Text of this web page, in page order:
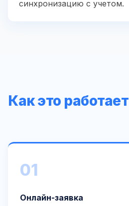
синхронизацию с учетом.
Как это работает
01
Онлайн-заявка